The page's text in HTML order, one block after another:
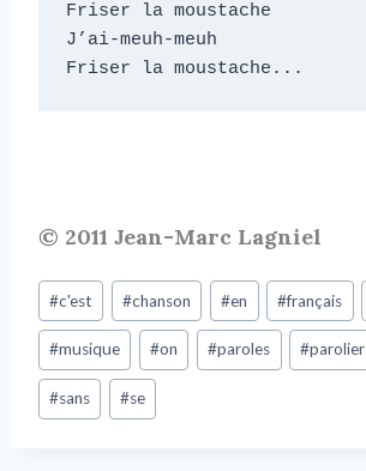
Friser la moustache
J’ai-meuh-meuh
Friser la moustache...
© 2011 Jean-Marc Lagniel
#c'est #chanson #en #français
#musique #on #paroles #parolier
#sans #se